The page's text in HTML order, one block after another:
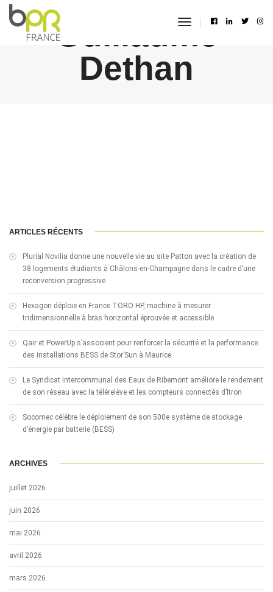
toggle
Guillaume
Dethan
ARTICLES RÉCENTS
Plurial Novilia donne une nouvelle vie au site Patton avec la création de
38 logements étudiants à Châlons-en-Champagne dans le cadre d’une
reconversion progressive
Hexagon déploie en France TORO HP, machine à mesurer
tridimensionnelle à bras horizontal éprouvée et accessible
Qair et PowerUp s’associent pour renforcer la sécurité et la performance
des installations BESS de Stor’Sun à Maurice
Le Syndicat Intercommunal des Eaux de Ribemont améliore le rendement
de son réseau avec la télérelève et les compteurs connectés d’Itron
Socomec célèbre le déploiement de son 500e système de stockage
d’énergie par batterie (BESS)
ARCHIVES
juillet 2026
juin 2026
mai 2026
avril 2026
mars 2026